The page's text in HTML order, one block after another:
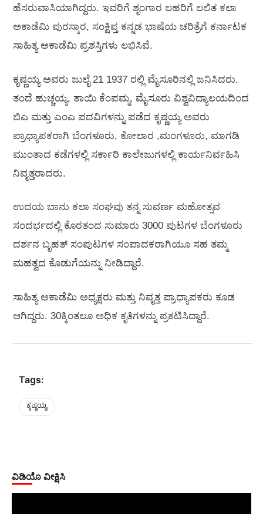
ಹೆಸರುವಾಸಿಯಾಗಿದ್ದರು. ಇವರಿಗೆ ಶೃಂಗಾರ ಲಹರಿಗೆ ಲಲಿತ ಕಲಾ
ಅಕಾಡೆಮಿ ಪುರಸ್ಕಾರ, ಸಂಕ್ಷಿಪ್ತ ಕನ್ನಡ ಭಾಷೆಯ ಚರಿತ್ರೆಗೆ ಕರ್ನಾಟಕ
ಸಾಹಿತ್ಯ ಅಕಾಡೆಮಿ ಪ್ರಶಸ್ತಿಗಳು ಲಭಿಸಿವೆ.
ಕೃಷ್ಣಯ್ಯ ಅವರು ಜುಲೈ 21 1937 ರಲ್ಲಿ ಮೈಸೂರಿನಲ್ಲಿ ಜನಿಸಿದರು.
ತಂದೆ ಹುಚ್ಚಯ್ಯ, ತಾಯಿ ಕೆಂಪಮ್ಮ, ಮೈಸೂರು ವಿಶ್ವವಿದ್ಯಾಲಯದಿಂದ
ಬಿಎ ಮತ್ತು ಎಂಎ ಪದವಿಗಳನ್ನು ಪಡೆದ ಕೃಷ್ಣಯ್ಯ ಅವರು
ಪ್ರಾಧ್ಯಾಪಕರಾಗಿ ಬೆಂಗಳೂರು, ಕೋಲಾರ ,ಮಂಗಳೂರು, ಮಾಗಡಿ
ಮುಂತಾದ ಕಡೆಗಳಲ್ಲಿ ಸರ್ಕಾರಿ ಕಾಲೇಜುಗಳಲ್ಲಿ ಕಾರ್ಯನಿರ್ವಹಿಸಿ
ನಿವೃತ್ತರಾದರು.
ಉದಯ ಬಾನು ಕಲಾ ಸಂಘವು ತನ್ನ ಸುವರ್ಣ ಮಹೋತ್ಸವ
ಸಂದರ್ಭದಲ್ಲಿ ಕೊರತಂದ ಸುಮಾರು 3000 ಪುಟಗಳ ಬೆಂಗಳೂರು
ದರ್ಶನ ಬೃಹತ್ ಸಂಪುಟಗಳ ಸಂಪಾದಕರಾಗಿಯೂ ಸಹ ತಮ್ಮ
ಮಹತ್ವದ ಕೊಡುಗೆಯನ್ನು ನೀಡಿದ್ದಾರೆ.
ಸಾಹಿತ್ಯ ಅಕಾಡೆಮಿ ಅಧ್ಯಕ್ಷರು ಮತ್ತು ನಿವೃತ್ತ ಪ್ರಾಧ್ಯಾಪಕರು ಕೂಡ
ಆಗಿದ್ದರು. 30ಕ್ಕಿಂತಲೂ ಅಧಿಕ ಕೃತಿಗಳನ್ನು ಪ್ರಕಟಿಸಿದ್ದಾರೆ.
Tags:
ಕೃಷ್ಣಯ್ಯ
ವಿಡಿಯೊ ವೀಕ್ಷಿಸಿ